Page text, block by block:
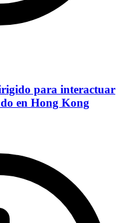
para interactuar
en Hong Kong